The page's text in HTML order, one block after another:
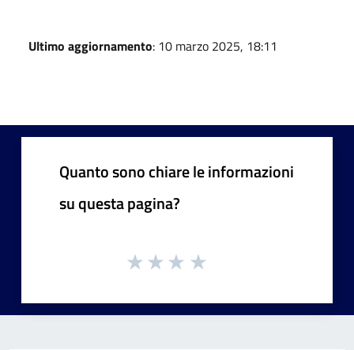
Ultimo aggiornamento: 10 marzo 2025, 18:11
Quanto sono chiare le informazioni
su questa pagina?